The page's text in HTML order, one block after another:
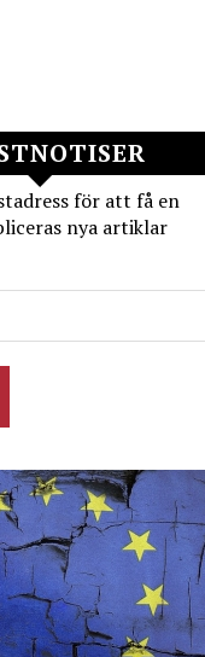
för att få en
nya artiklar